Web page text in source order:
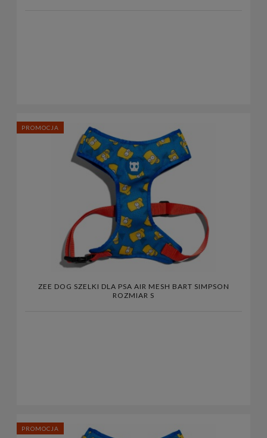
ZEE DOG SZELKI DLA PSA AIR MESH BART SIMPSON
ROZMIAR S
PROMOCJA
PROMOCJA